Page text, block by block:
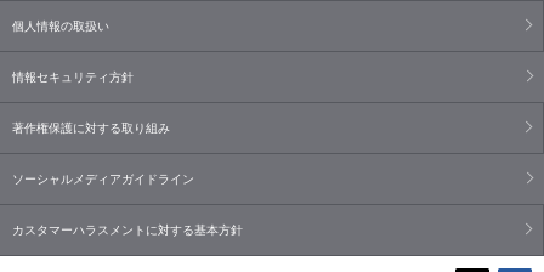
個人情報の取扱い
情報セキュリティ方針
著作権保護に対する取り組み
ソーシャルメディアガイドライン
カスタマーハラスメントに対する基本方針